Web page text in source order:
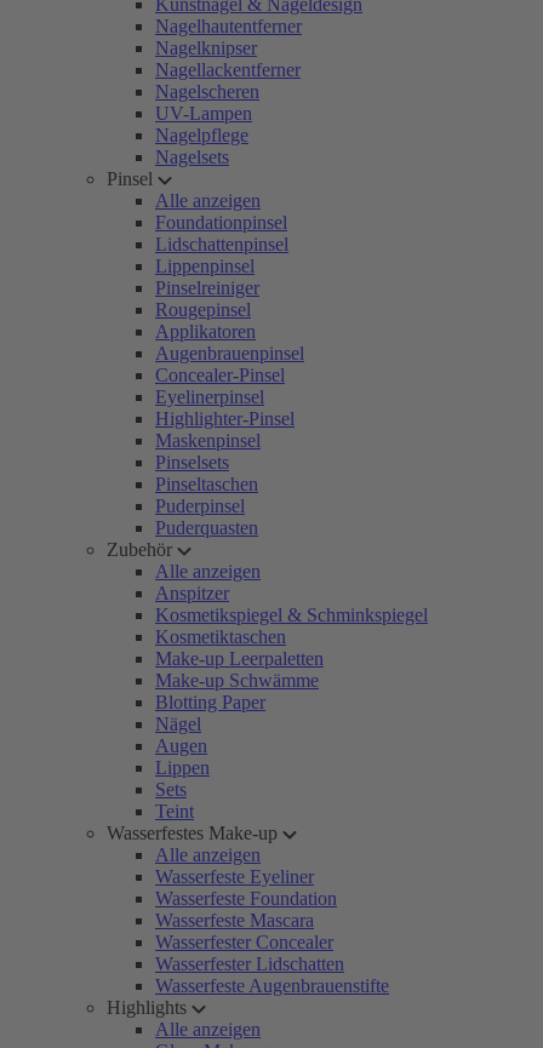
Kunstnägel & Nageldesign
Nagelhautentferner
Nagelknipser
Nagellackentferner
Nagelscheren
UV-Lampen
Nagelpflege
Nagelsets
Pinsel
Alle anzeigen
Foundationpinsel
Lidschattenpinsel
Lippenpinsel
Pinselreiniger
Rougepinsel
Applikatoren
Augenbrauenpinsel
Concealer-Pinsel
Eyelinerpinsel
Highlighter-Pinsel
Maskenpinsel
Pinselsets
Pinseltaschen
Puderpinsel
Puderquasten
Zubehör
Alle anzeigen
Anspitzer
Kosmetikspiegel & Schminkspiegel
Kosmetiktaschen
Make-up Leerpaletten
Make-up Schwämme
Blotting Paper
Nägel
Augen
Lippen
Sets
Teint
Wasserfestes Make-up
Alle anzeigen
Wasserfeste Eyeliner
Wasserfeste Foundation
Wasserfeste Mascara
Wasserfester Concealer
Wasserfester Lidschatten
Wasserfeste Augenbrauenstifte
Highlights
Alle anzeigen